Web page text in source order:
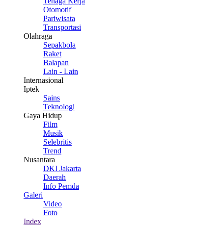
Otomotif
Pariwisata
Transportasi
Olahraga
Sepakbola
Raket
Balapan
Lain - Lain
Internasional
Iptek
Sains
Teknologi
Gaya Hidup
Film
Musik
Selebritis
Trend
Nusantara
DKI Jakarta
Daerah
Info Pemda
Galeri
Video
Foto
Index